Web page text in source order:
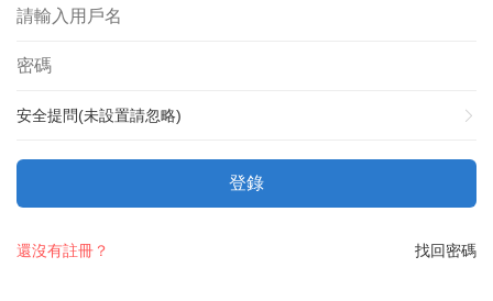
安全提問(未設置請忽略)
登錄
找回密碼
還沒有註冊？